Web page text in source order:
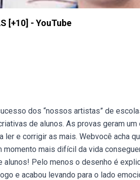
[+10] - YouTube
dos “nossos artistas” de
de alunos. As provas geram um
e corrigir as mais. Webvocê acha
mais difícil da vida
Pelo menos o desenho é
e acabou levando para o lado